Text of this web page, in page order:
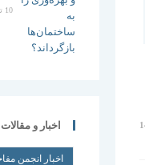
10 تیر 1405
اخبار و
اخبار انجمن